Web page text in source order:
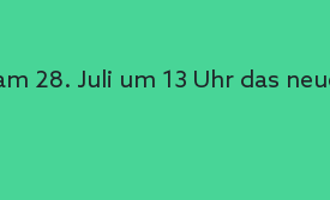
28. Juli um 13 Uhr das